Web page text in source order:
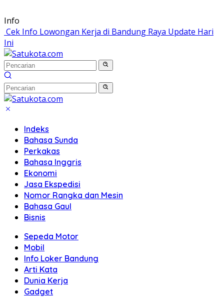
Langsung
ke
konten
Info
Cek Info Lowongan Kerja di Bandung Raya Update Hari
Ini
Indeks
Bahasa Sunda
Perkakas
Bahasa Inggris
Ekonomi
Jasa Ekspedisi
Nomor Rangka dan Mesin
Bahasa Gaul
Bisnis
Sepeda Motor
Mobil
Info Loker Bandung
Arti Kata
Dunia Kerja
Gadget